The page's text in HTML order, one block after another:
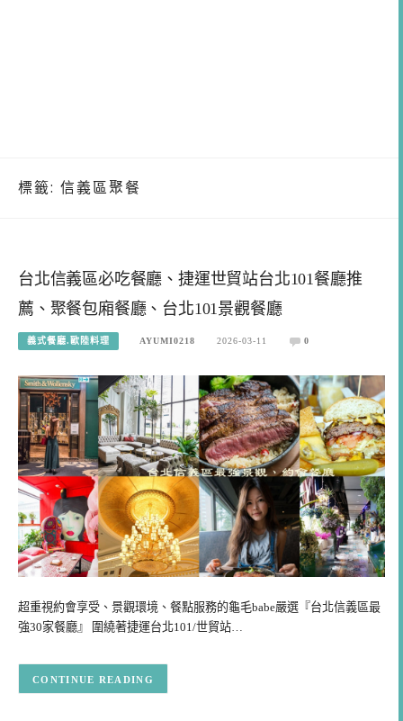
標籤: 信義區聚餐
台北信義區必吃餐廳、捷運世貿站台北101餐廳推
薦、聚餐包廂餐廳、台北101景觀餐廳
義式餐廳.歐陸料理 AYUMI0218 2026-03-11 0
超重視約會享受、景觀環境、餐點服務的龜毛babe嚴選『台北信義區最
強30家餐廳』 圍繞著捷運台北101/世貿站…
CONTINUE READING